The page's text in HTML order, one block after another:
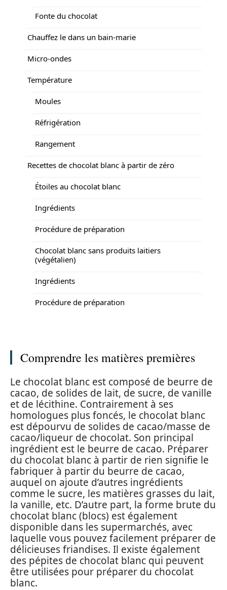
Fonte du chocolat
Chauffez le dans un bain-marie
Micro-ondes
Température
Moules
Réfrigération
Rangement
Recettes de chocolat blanc à partir de zéro
Étoiles au chocolat blanc
Ingrédients
Procédure de préparation
Chocolat blanc sans produits laitiers
(végétalien)
Ingrédients
Procédure de préparation
Comprendre les matières premières
Le chocolat blanc est composé de beurre de
cacao, de solides de lait, de sucre, de vanille
et de lécithine. Contrairement à ses
homologues plus foncés, le chocolat blanc
est dépourvu de solides de cacao/masse de
cacao/liqueur de chocolat. Son principal
ingrédient est le beurre de cacao. Préparer
du chocolat blanc à partir de rien signifie le
fabriquer à partir du beurre de cacao,
auquel on ajoute d’autres ingrédients
comme le sucre, les matières grasses du lait,
la vanille, etc. D’autre part, la forme brute du
chocolat blanc (blocs) est également
disponible dans les supermarchés, avec
laquelle vous pouvez facilement préparer de
délicieuses friandises. Il existe également
des pépites de chocolat blanc qui peuvent
être utilisées pour préparer du chocolat
blanc.